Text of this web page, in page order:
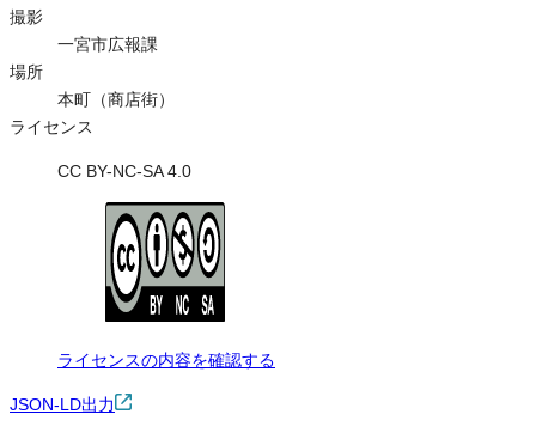
撮影
一宮市広報課
場所
本町（商店街）
ライセンス
CC BY-NC-SA 4.0
ライセンスの内容を確認する
JSON-LD出力